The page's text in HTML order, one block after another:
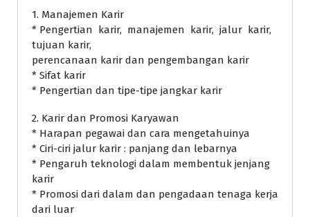
1. Manajemen Karir
* Pengertian karir, manajemen karir, jalur karir,
tujuan karir,
perencanaan karir dan pengembangan karir
* Sifat karir
* Pengertian dan tipe-tipe jangkar karir
2. Karir dan Promosi Karyawan
* Harapan pegawai dan cara mengetahuinya
* Ciri-ciri jalur karir : panjang dan lebarnya
* Pengaruh teknologi dalam membentuk jenjang
karir
* Promosi dari dalam dan pengadaan tenaga kerja
dari luar